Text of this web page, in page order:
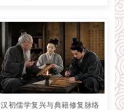
汉初儒学复兴与典籍修复脉络